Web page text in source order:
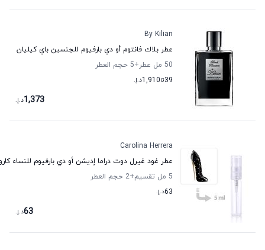
By Kilian
عطر بلاك فانتوم أو دي بارفيوم للجنسين باي كيليان
50 مل عطر
+5
حجم العطر
39تا1,910د.إ.
1,373د.إ.
Carolina Herrera
عطر غود غيرل دوت دراما إديشن أو دي بارفيوم للنساء
5 مل تقسيم
+2
حجم العطر
63د.إ.
63د.إ.